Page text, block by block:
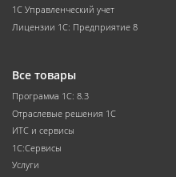
1С Управленческий учет
Лицензии 1С: Предприятие 8
Все товары
Программа 1С: 8.3
Отраслевые решения 1С
ИТС и сервисы
1С:Сервисы
Услуги